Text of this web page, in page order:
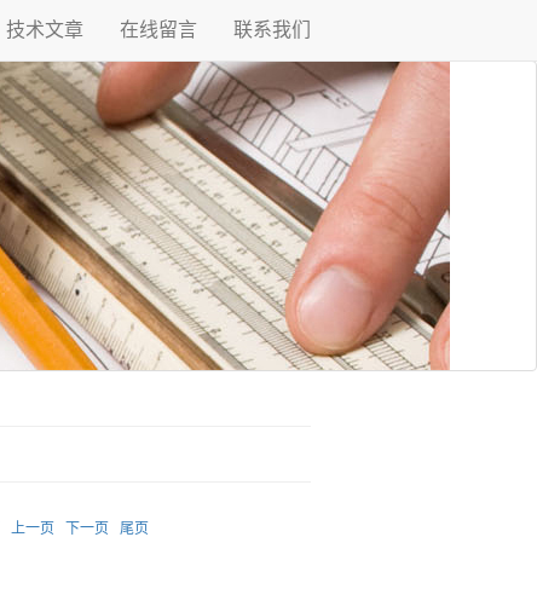
技术文章 在线留言 联系我们
上一页 下一页 尾页